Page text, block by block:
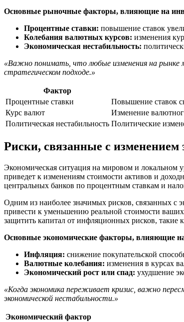
Основные рыночные факторы, влияющие на
Процентные ставки: повышение ставок
Колебания валютных курсов: изменения
Экономическая нестабильность:
«Важно понимать, что любые изменения на рынке
стратегическом подходе.»
Фактор
Процентные ставки
Повышение ставок
Курс валют
Изменение
Политическая нестабильность Политические
Риски, связанные с изменением
Экономическая ситуация на мировом и локальном
приведет к изменениям стоимости активов и
центральных банков по процентным ставкам и
Одним из наиболее значимых рисков, связанных с
привести к уменьшению реальной стоимости
защитить капитал от инфляционных рисков, такие
Основные экономические факторы, влияющие
Инфляция: снижение покупательской
Валютные колебания: изменения в курсах
Экономический рост или спад: ухудшение
«Когда экономика переживает кризис, важно
экономической нестабильности.»
Экономический фактор